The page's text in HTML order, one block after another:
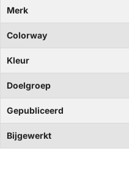
Merk
Colorway
Kleur
Doelgroep
Gepubliceerd
Bijgewerkt